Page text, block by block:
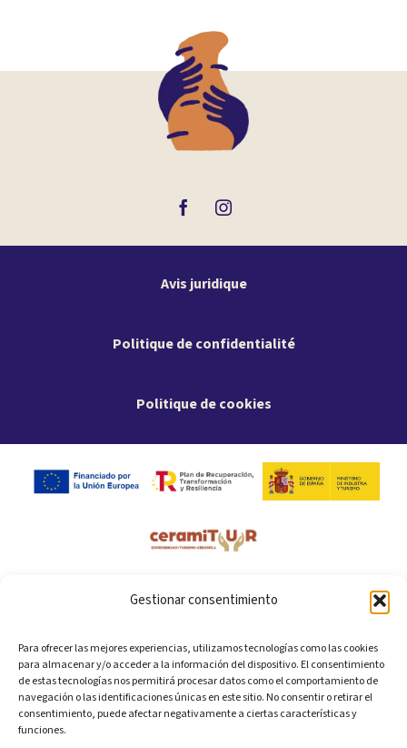
Gestionar consentimiento
Para ofrecer las mejores experiencias, utilizamos tecnologías como las cookies
para almacenar y/o acceder a la información del dispositivo. El consentimiento
de estas tecnologías nos permitirá procesar datos como el comportamiento de
navegación o las identificaciones únicas en este sitio. No consentir o retirar el
consentimiento, puede afectar negativamente a ciertas características y
funciones.
Avis juridique
Politique de confidentialité
Politique de cookies